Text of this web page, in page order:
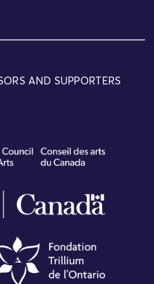
AND SUPPORTERS